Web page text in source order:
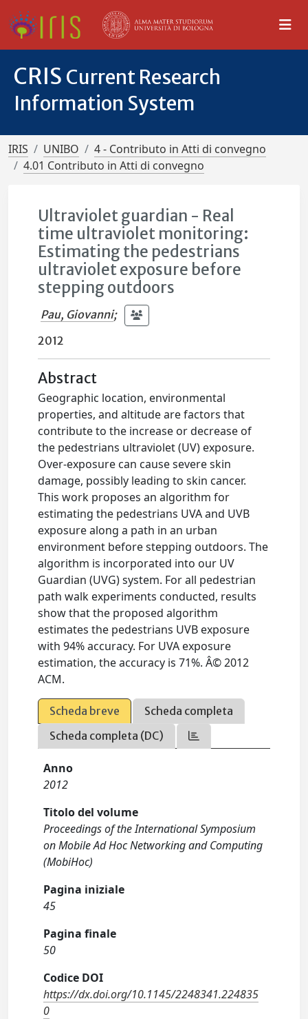
CRIS Current Research
Information System
IRIS UNIBO
4 - Contributo in Atti di convegno
4.01 Contributo in Atti di convegno
Ultraviolet guardian - Real
time ultraviolet monitoring:
Estimating the pedestrians
ultraviolet exposure before
stepping outdoors
Pau, Giovanni;
2012
Abstract
Geographic location, environmental
properties, and altitude are factors that
contribute to the increase or decrease of
the pedestrians ultraviolet (UV) exposure.
Over-exposure can cause severe skin
damage, possibly leading to skin cancer.
This work proposes an algorithm for
estimating the pedestrians UVA and UVB
exposure along a path in an urban
environment before stepping outdoors. The
algorithm is incorporated into our UV
Guardian (UVG) system. For all pedestrian
path walk experiments conducted, results
show that the proposed algorithm
estimates the pedestrians UVB exposure
with 94% accuracy. For UVA exposure
estimation, the accuracy is 71%. Â© 2012
ACM.
Scheda breve
Scheda completa
Scheda completa (DC)
Anno
2012
Titolo del volume
Proceedings of the International Symposium
on Mobile Ad Hoc Networking and Computing
(MobiHoc)
Pagina iniziale
45
Pagina finale
50
Codice DOI
https://dx.doi.org/10.1145/2248341.224835
0